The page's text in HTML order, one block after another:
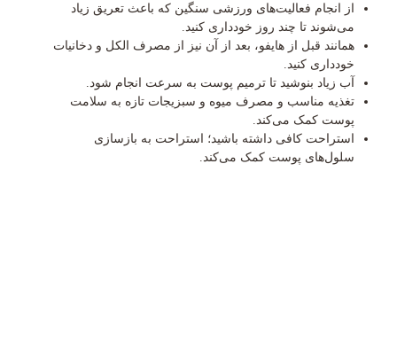
از انجام فعالیت‌های ورزشی سنگین که باعث تعریق زیاد
می‌شوند تا چند روز خودداری کنید.
همانند قبل از هایفو، بعد از آن نیز از مصرف الکل و دخانیات
خودداری کنید.
آب زیاد بنوشید تا ترمیم پوست به سرعت انجام شود.
تغذیه مناسب و مصرف میوه و سبزیجات تازه به سلامت
پوست کمک می‌کند.
استراحت کافی داشته باشید؛ استراحت به بازسازی
سلول‌های پوست کمک می‌کند.